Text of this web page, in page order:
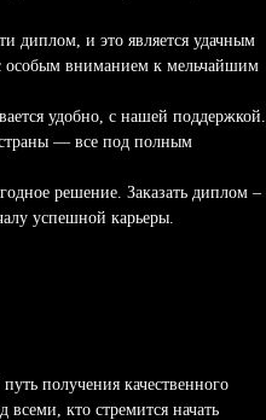
диплом, и это является удачным
особым вниманием к мельчайшим
удобно, с нашей поддержкой.
страны — все под полным
решение. Заказать диплом –
успешной карьеры.
получения качественного
кто стремится начать